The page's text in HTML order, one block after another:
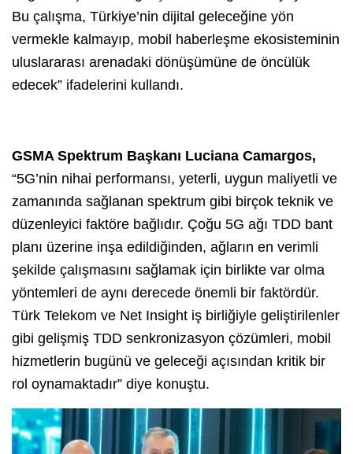
Bu çalışma, Türkiye’nin dijital geleceğine yön
vermekle kalmayıp, mobil haberleşme ekosisteminin
uluslararası arenadaki dönüşümüne de öncülük
edecek” ifadelerini kullandı.
GSMA Spektrum Başkanı Luciana Camargos,
“5G’nin nihai performansı, yeterli, uygun maliyetli ve
zamanında sağlanan spektrum gibi birçok teknik ve
düzenleyici faktöre bağlıdır. Çoğu 5G ağı TDD bant
planı üzerine inşa edildiğinden, ağların en verimli
şekilde çalışmasını sağlamak için birlikte var olma
yöntemleri de aynı derecede önemli bir faktördür.
Türk Telekom ve Net Insight iş birliğiyle geliştirilenler
gibi gelişmiş TDD senkronizasyon çözümleri, mobil
hizmetlerin bugünü ve geleceği açısından kritik bir
rol oynamaktadır” diye konuştu.